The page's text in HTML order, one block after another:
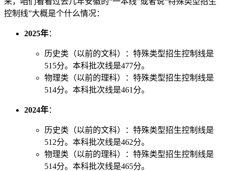
控制线”大概是个什么情况：
2025年：
历史类（以前的文科）：特殊类型招生控制线是
515分。本科批次线是477分。
物理类（以前的理科）：特殊类型招生控制线是
514分。本科批次线是461分。
2024年：
历史类（以前的文科）：特殊类型招生控制线是
512分。本科批次线是462分。
物理类（以前的理科）：特殊类型招生控制线是
514分。本科批次线是465分。